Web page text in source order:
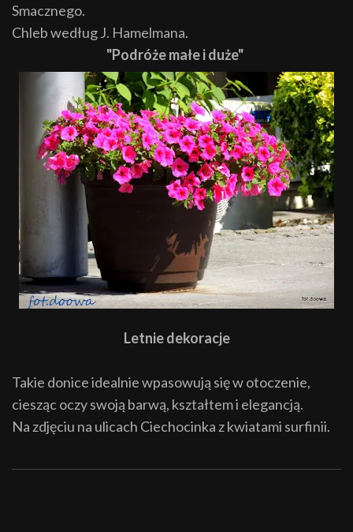
Smacznego.
Chleb według J. Hamelmana.
"Podróże małe i duże"
Letnie dekoracje
Takie donice idealnie wpasowują się w otoczenie,
ciesząc oczy swoją barwą, kształtem i elegancją.
Na zdjęciu na ulicach Ciechocinka z kwiatami surfinii.